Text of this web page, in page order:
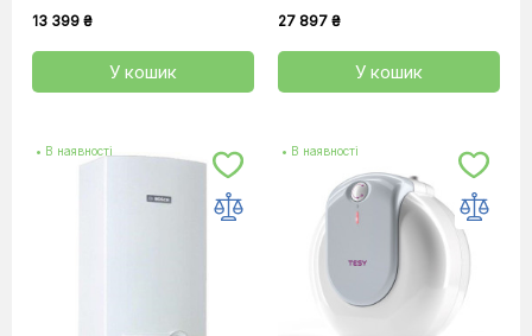
13 399 ₴
У кошик
27 897 ₴
У кошик
• В наявності • В наявності